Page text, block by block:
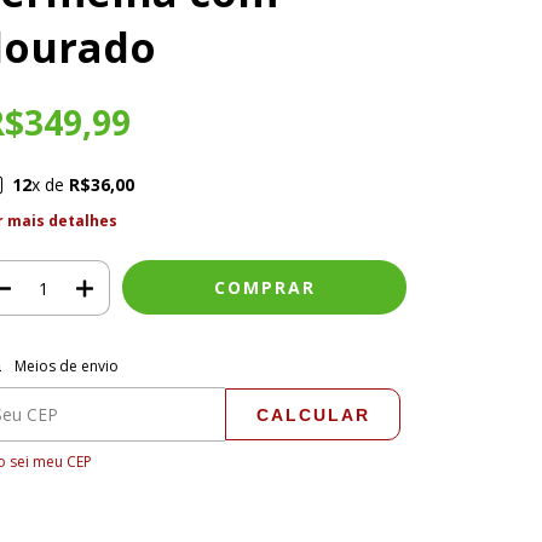
12x de R$36,00
mais detalhes
para o CEP:
Meios de envio
CALCULAR
sei meu CEP